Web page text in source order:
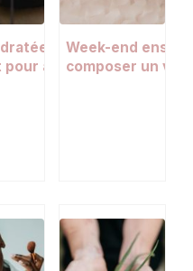
complet
toute
en hiver : le guide
pour affronter le froid
Week-end
composer un